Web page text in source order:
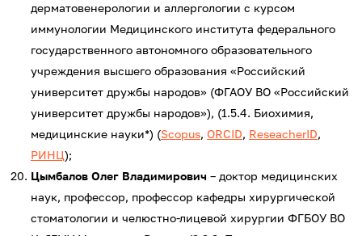
дерматовенерологии и аллергологии с курсом
иммунологии Медицинского института федерального
государственного автономного образовательного
учреждения высшего образования «Российский
университет дружбы народов» (ФГАОУ ВО «Российский
университет дружбы народов»), (1.5.4. Биохимия,
медицинские науки*) (Scopus, ORCID, ReseacherID,
РИНЦ);
Цымбалов Олег Владимирович – доктор медицинских
наук, профессор, профессор кафедры хирургической
стоматологии и челюстно-лицевой хирургии ФГБОУ ВО